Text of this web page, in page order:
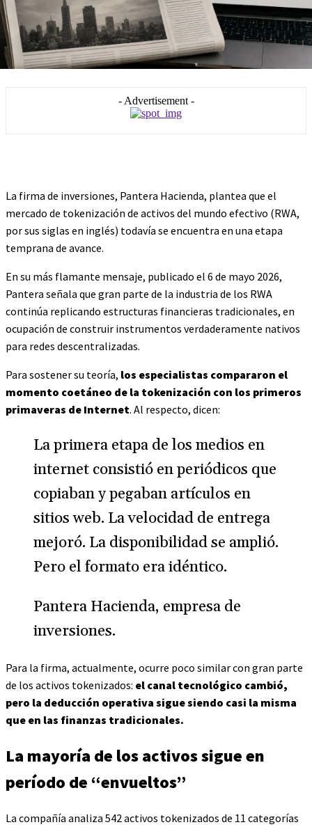
- Advertisement -
La firma de inversiones, Pantera Hacienda, plantea que el
mercado de tokenización de activos del mundo efectivo (RWA,
por sus siglas en inglés) todavía se encuentra en una etapa
temprana de avance.
En su más flamante mensaje, publicado el 6 de mayo 2026,
Pantera señala que gran parte de la industria de los RWA
continúa replicando estructuras financieras tradicionales, en
ocupación de construir instrumentos verdaderamente nativos
para redes descentralizadas.
Para sostener su teoría, los especialistas compararon el
momento coetáneo de la tokenización con los primeros
primaveras de Internet. Al respecto, dicen:
La primera etapa de los medios en
internet consistió en periódicos que
copiaban y pegaban artículos en
sitios web. La velocidad de entrega
mejoró. La disponibilidad se amplió.
Pero el formato era idéntico.
Pantera Hacienda, empresa de
inversiones.
Para la firma, actualmente, ocurre poco similar con gran parte
de los activos tokenizados: el canal tecnológico cambió,
pero la deducción operativa sigue siendo casi la misma
que en las finanzas tradicionales.
La mayoría de los activos sigue en
período de “envueltos”
La compañía analiza 542 activos tokenizados de 11 categorías